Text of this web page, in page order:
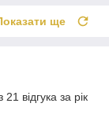
ще
відгука за рік